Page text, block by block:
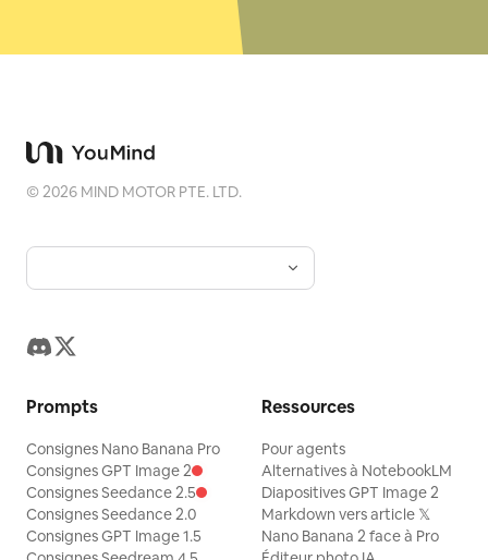
©2026 MIND MOTOR PTE. LTD.
Prompts
Consignes Nano Banana Pro
Consignes GPT Image 2
Consignes Seedance 2.5
Consignes Seedance 2.0
Consignes GPT Image 1.5
Ressources
Pour agents
Alternatives à NotebookLM
Diapositives GPT Image 2
Markdown vers article 𝕏
Nano Banana 2 face à Pro